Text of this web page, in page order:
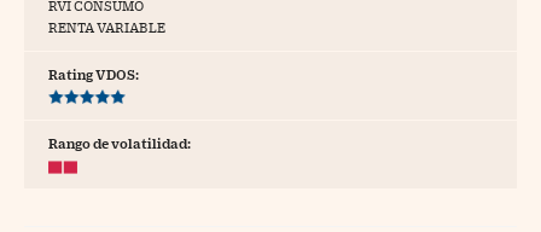
RVI CONSUMO
RENTA VARIABLE
Rating VDOS:
Rango de volatilidad: